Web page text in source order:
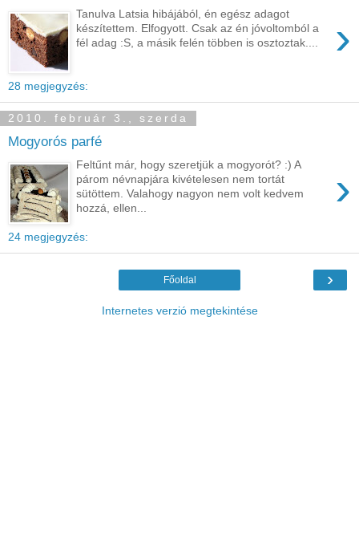
›
Tanulva Latsia hibájából, én egész adagot
készítettem. Elfogyott. Csak az én jóvoltomból a
fél adag :S, a másik felén többen is osztoztak....
28 megjegyzés:
2010. február 3., szerda
Mogyorós parfé
›
Feltűnt már, hogy szeretjük a mogyorót? :) A
párom névnapjára kivételesen nem tortát
sütöttem. Valahogy nagyon nem volt kedvem
hozzá, ellen...
24 megjegyzés:
›
Főoldal
Internetes verzió megtekintése